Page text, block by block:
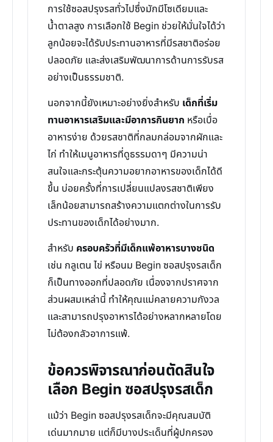
การใช้ซอสปรุงรสทั่วไปซึ่งมักมีโซเดียมและ
น้ำตาลสูง การเลือกใช้ Begin ช่วยให้มั่นใจได้ว่า
ลูกน้อยจะได้รับประทานอาหารที่มีรสชาติอร่อย
ปลอดภัย และส่งเสริมพัฒนาการด้านการรับรส
อย่างเป็นธรรมชาติ.
นอกจากนี้ยังเหมาะอย่างยิ่งสำหรับ เด็กที่เริ่ม
ทานอาหารเสริมและมีอาการกินยาก หรือเบื่อ
อาหารง่าย ด้วยรสชาติที่กลมกล่อมจากผักและ
ไก่ ทำให้เมนูอาหารที่ดูธรรมดาๆ มีความน่า
สนใจและกระตุ้นความอยากอาหารของเด็กได้ดี
ขึ้น บ่อยครั้งที่การเปลี่ยนแปลงรสชาติเพียง
เล็กน้อยสามารถสร้างความแตกต่างในการรับ
ประทานของเด็กได้อย่างมาก.
สำหรับ ครอบครัวที่มีเด็กแพ้อาหารบางชนิด
เช่น กลูเตน ไข่ หรือนม Begin ซอสปรุงรสเด็ก
ก็เป็นทางออกที่ปลอดภัย เนื่องจากปราศจาก
ส่วนผสมเหล่านี้ ทำให้คุณแม่คลายความกังวล
และสามารถปรุงอาหารได้อย่างหลากหลายโดย
ไม่ต้องกลัวอาการแพ้.
ข้อควรพิจารณาก่อนตัดสินใจ
เลือก Begin ซอสปรุงรสเด็ก
แม้ว่า Begin ซอสปรุงรสเด็กจะมีคุณสมบัติ
เด่นมากมาย แต่ก็มีบางประเด็นที่ผู้ปกครอง